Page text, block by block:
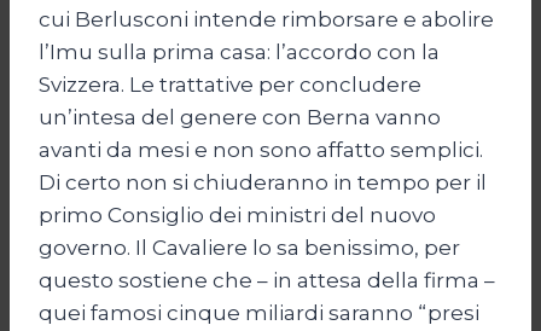
cui Berlusconi intende rimborsare e abolire
l’Imu sulla prima casa: l’accordo con la
Svizzera. Le trattative per concludere
un’intesa del genere con Berna vanno
avanti da mesi e non sono affatto semplici.
Di certo non si chiuderanno in tempo per il
primo Consiglio dei ministri del nuovo
governo. Il Cavaliere lo sa benissimo, per
questo sostiene che – in attesa della firma –
quei famosi cinque miliardi saranno “presi